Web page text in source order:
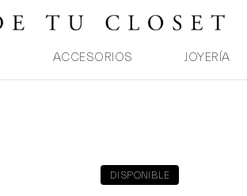
ACCESORIOS JOYERÍA
DISPONIBLE